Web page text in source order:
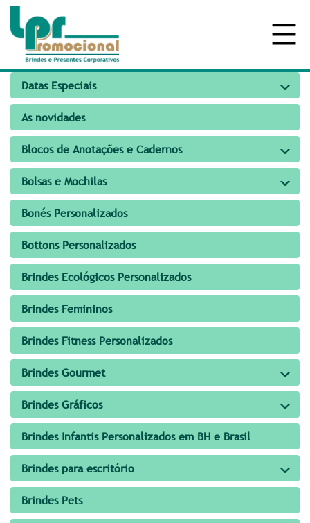
Datas Especiais
As novidades
Blocos de Anotações e Cadernos
Bolsas e Mochilas
Bonés Personalizados
Bottons Personalizados
Brindes Ecológicos Personalizados
Brindes Femininos
Brindes Fitness Personalizados
Brindes Gourmet
Brindes Gráficos
Brindes Infantis Personalizados em BH e Brasil
Brindes para escritório
Brindes Pets